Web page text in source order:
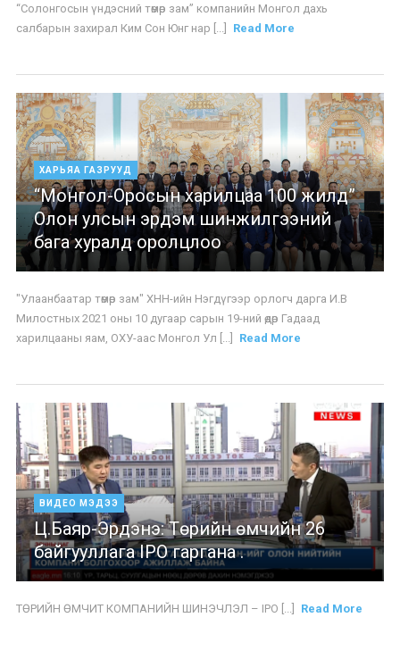
“Солонгосын үндэсний төмөр зам” компанийн Монгол дахь
салбарын захирал Ким Сон Юнг нар [...]
Read More
ХАРЬЯА ГАЗРУУД
“Монгол-Оросын харилцаа 100 жилд”
Олон улсын эрдэм шинжилгээний
бага хуралд оролцлоо
"Улаанбаатар төмөр зам" ХНН-ийн Нэгдүгээр орлогч дарга И.В
Милостных 2021 оны 10 дугаар сарын 19-ний өдөр Гадаад
харилцааны яам, ОХУ-аас Монгол Ул [...]
Read More
ВИДЕО МЭДЭЭ
Ц.Баяр-Эрдэнэ: Төрийн өмчийн 26
байгууллага IPO гаргана .
ТӨРИЙН ӨМЧИТ КОМПАНИЙН ШИНЭЧЛЭЛ – IPO [...] Read More